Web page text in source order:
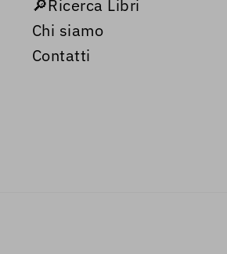
🔎Ricerca Libri
Chi siamo
Contatti